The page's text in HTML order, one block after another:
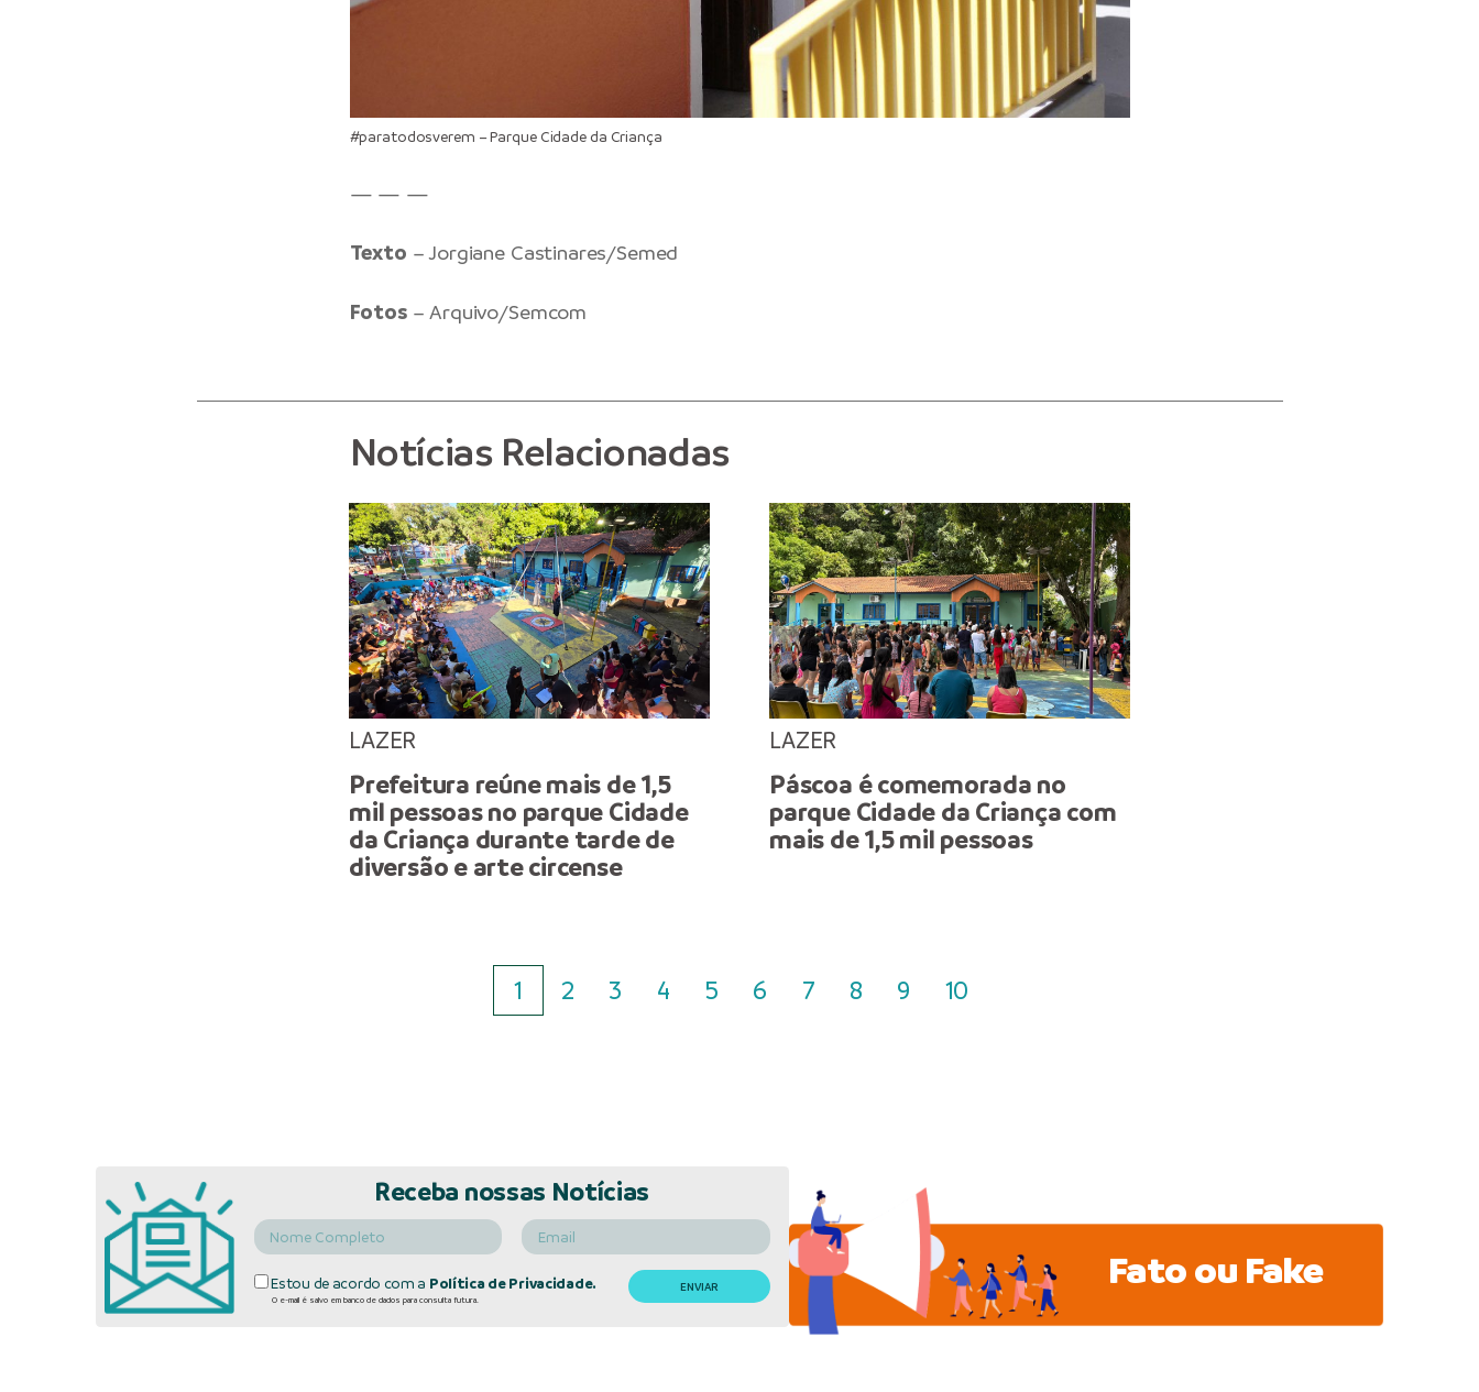
#paratodosverem – Parque Cidade da Criança
— — —
Texto – Jorgiane Castinares/Semed
Fotos– Arquivo/Semcom
Notícias Relacionadas
LAZER
Prefeitura reúne mais de 1,5
mil pessoas no parque Cidade
da Criança durante tarde de
diversão e arte circense
LAZER
Páscoa é comemorada no
parque Cidade da Criança com
mais de 1,5 mil pessoas
1 2 3 4 5 6 7 8 9 10
Receba nossas Notícias
Estou de acordo com a Política de Privacidade.
O e-mail é salvo em banco de dados para consulta futura.
Fato ou Fake